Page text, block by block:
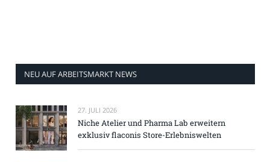
NEU AUF ARBEITSMARKT NEWS
27. JULI 2026
Niche Atelier und Pharma Lab erweitern
exklusiv flaconis Store-Erlebniswelten